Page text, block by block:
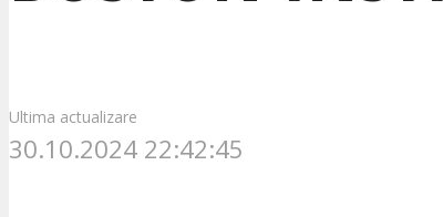
Ultima actualizare
30.10.2024 22:42:45